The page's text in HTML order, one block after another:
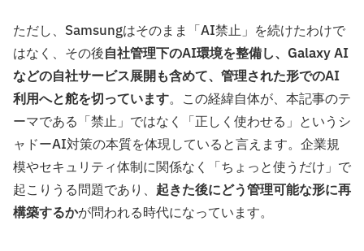
ただし、Samsungはそのまま「AI禁止」を続けたわけで
はなく、その後自社管理下のAI環境を整備し、Galaxy AI
などの自社サービス展開も含めて、管理された形でのAI
利用へと舵を切っています。この経緯自体が、本記事のテ
ーマである「禁止」ではなく「正しく使わせる」というシ
ャドーAI対策の本質を体現していると言えます。企業規
模やセキュリティ体制に関係なく「ちょっと使うだけ」で
起こりうる問題であり、 起きた後にどう管理可能な形に再
構築するかが問われる時代になっています。